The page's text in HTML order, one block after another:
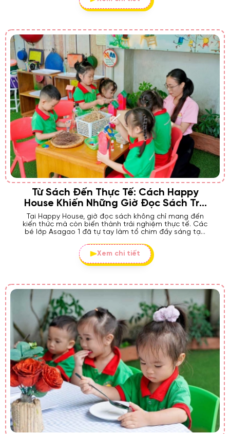
Từ Sách Đến Thực Tế: Cách Happy
House Khiến Những Giờ Đọc Sách Trở
Nên Thú Vị
Tại Happy House, giờ đọc sách không chỉ mang đến
kiến thức mà còn biến thành trải nghiệm thực tế. Các
bé lớp Asagao 1 đã tự tay làm tổ chim đầy sáng tạo
Xem chi tiết